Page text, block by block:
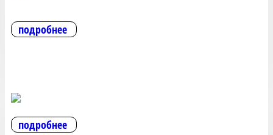
подробнее
подробнее